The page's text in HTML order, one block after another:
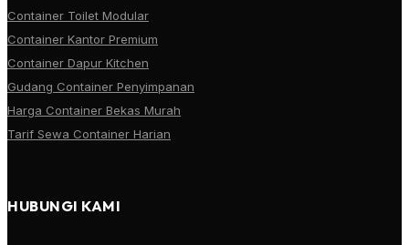
Container Toilet Modular
Container Kantor Premium
Container Dapur Kitchen
Gudang Container Penyimpanan
Harga Container Bekas Murah
Tarif Sewa Container Harian
HUBUNGI KAMI